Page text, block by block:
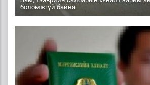
боломжгүй байна